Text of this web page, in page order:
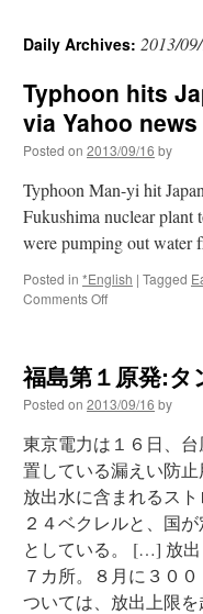
Daily Archives: 2013/
Typhoon hits
via Yahoo news
Posted on 2013/09/16 by
Typhoon Man-yi hit
Fukushima nuclear
were pumping out water
Posted in *English | Tagged
Comments Offon
as
Fukushima
operator
releases
water
via
Yahoo
news
福島第１原発:
Posted on 2013/09/16 by
東京電力は１６日、
置している漏えい防
放出水に含まれるス
２４ベクレルと、国
としている。 […] 放
７カ所。８月に３０
ついては、放出上限